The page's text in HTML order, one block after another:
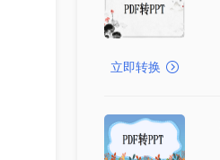
立即转换